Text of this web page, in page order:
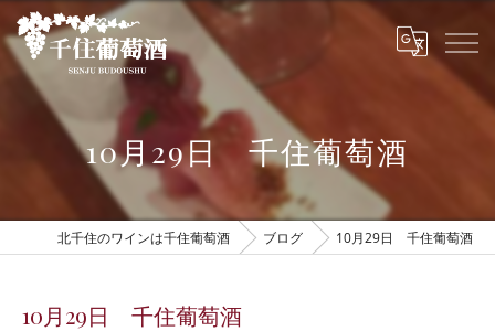
10月29日 千住葡萄酒
北千住のワインは千住葡萄酒 ブログ 10月29日 千住葡萄酒
10月29日 千住葡萄酒